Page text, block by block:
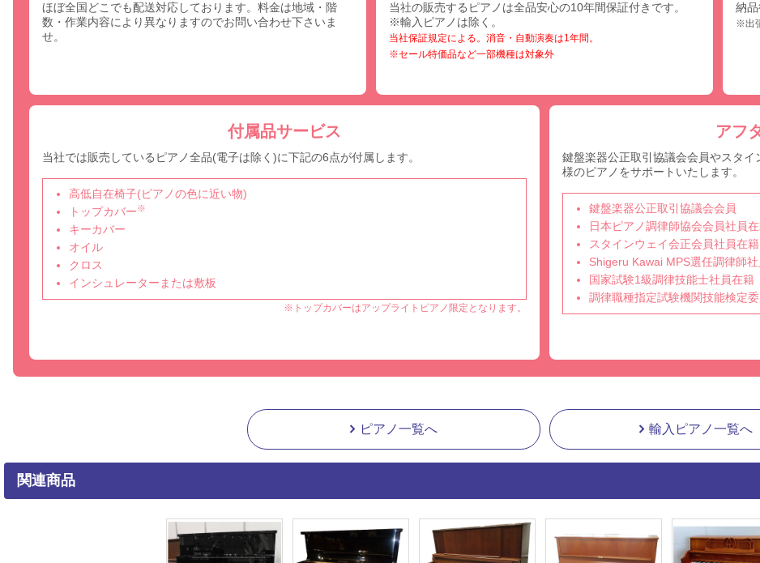
ほぼ全国どこでも配送対応しております。料金は地域・階
数・作業内容により異なりますのでお問い合わせ下さいま
せ。
当社の販売するピアノは全品安心の10年間保証付きです。
※輸入ピアノは除く。
当社保証規定による。消音・自動演奏は1年間。
※セール特価品など一部機種は対象外
納
※出
付属品サービス
当社では販売しているピアノ全品(電子は除く)に下記の6点が付属します。
高低自在椅子(ピアノの色に近い物)
トップカバー※
キーカバー
オイル
クロス
インシュレーターまたは敷板
※トップカバーはアップライトピアノ限定となります。
アフ
鍵盤楽器公正取引協議会会員やスタ
様のピアノをサポートいたします。
鍵盤楽器公正取引協議会会員
日本ピアノ調律師協会会員社員
スタインウェイ会正会員社員在籍
Shigeru Kawai MPS選任調律師
国家試験1級調律技能士社員在籍
調律職種指定試験機関技能検定
ピアノ一覧へ 輸入ピアノ一覧へ
関連商品